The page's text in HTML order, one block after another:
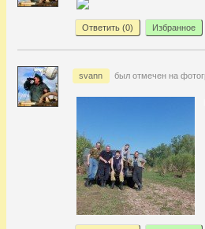
Ответить (0) Избранное
svann был отмечен на